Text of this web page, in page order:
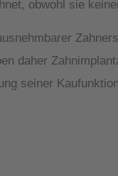
obwohl sie
daher
seiner